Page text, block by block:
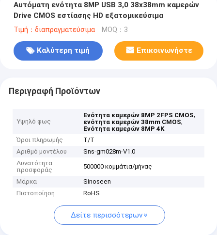
Αυτόματη ενότητα 8MP USB 3,0 38x38mm καμερών
Drive CMOS εστίασης HD εξατομικεύσιμα
Τιμή：διαπραγματεύσιμα MOQ：3
Καλύτερη τιμή Επικοινωνήστε
Περιγραφή Προϊόντων
Υψηλό φως
Ενότητα καμερών 8MP 2FPS CMOS,
ενότητα καμερών 38mm CMOS,
Ενότητα καμερών 8MP 4K
Όροι πληρωμής
T/T
Αριθμό μοντέλου
Sns-gm028m-V1.0
Δυνατότητα
προσφοράς
500000 κομμάτια/μήνας
Μάρκα
Sinoseen
Πιστοποίηση
RoHS
Δείτε περισσότερων